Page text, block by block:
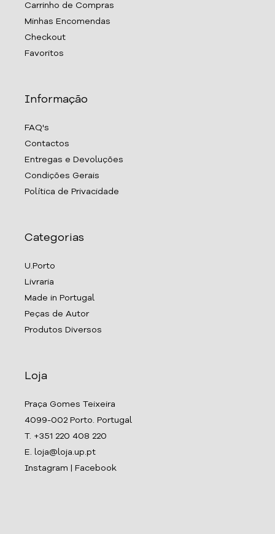
Carrinho de Compras
Minhas Encomendas
Checkout
Favoritos
Informação
FAQ's
Contactos
Entregas e Devoluções
Condições Gerais
Política de Privacidade
Categorias
U.Porto
Livraria
Made in Portugal
Peças de Autor
Produtos Diversos
Loja
Praça Gomes Teixeira
4099-002 Porto. Portugal
T. +351 220 408 220
E. loja@loja.up.pt
Instagram
Facebook